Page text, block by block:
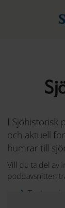
I Sjöhistorisk
och aktuell
humrar till
Vill du ta del av
poddavsnitten